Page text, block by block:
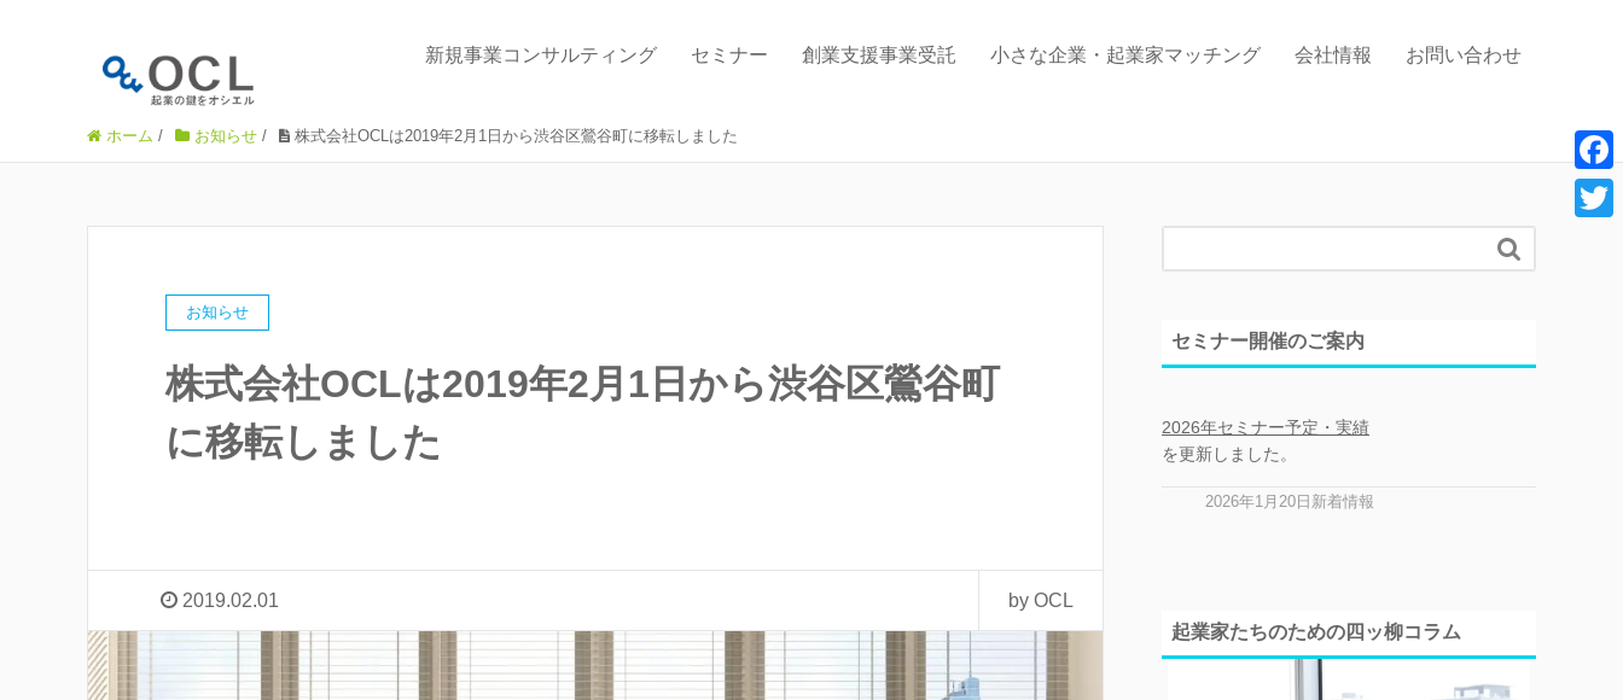
新規事業コンサルティング セミナー 創業支援事業受託 小さな企業・起業家マッチング 会社情報 お問い合わせ
ホーム / お知らせ / 株式会社OCLは2019年2月1日から渋谷区鶯谷町に移転しました
お知らせ
株式会社OCLは2019年2月1日から渋谷区鶯谷町
に移転しました
2019.02.01 by OCL

セミナー開催のご案内
2026年セミナー予定・実績
を更新しました。
2026年1月20日新着情報
起業家たちのための四ッ柳コラム
F